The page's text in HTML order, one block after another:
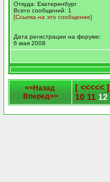
Откуда: Екатеринбург
Всего сообщений: 1
[Ссылка на это сообщение]
Дата регистрации на форуме:
6 мая 2008
<<Назад
Вперед>>
[ <<<<< ]
10 11 12